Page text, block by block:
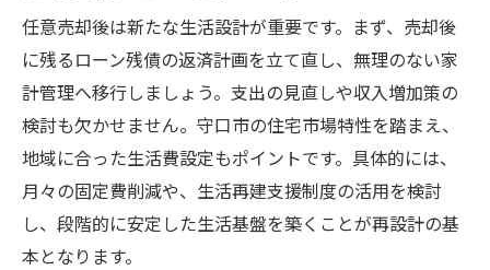
任意売却後は新たな生活設計が重要です。まず、売却後
に残るローン残債の返済計画を立て直し、無理のない家
計管理へ移行しましょう。支出の見直しや収入増加策の
検討も欠かせません。守口市の住宅市場特性を踏まえ、
地域に合った生活費設定もポイントです。具体的には、
月々の固定費削減や、生活再建支援制度の活用を検討
し、段階的に安定した生活基盤を築くことが再設計の基
本となります。